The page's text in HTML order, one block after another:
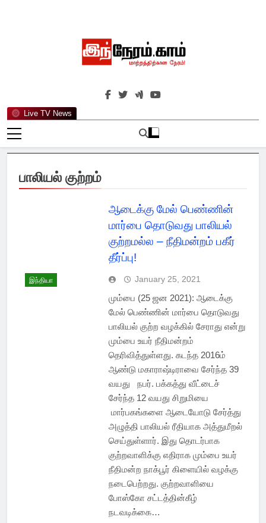
Live TV News
இந்நேரம்.காம்
செய்திகளுக்கு அப்பால்…
பாலியல் குற்றம்
இந்தியா
ஆடைக்கு மேல் பெண்ணின்
மார்பை தொடுவது பாலியல்
குற்றமல்ல – நீதிமன்றம் பகீர்
தீர்ப்பு!
January 25, 2021
மும்பை (25 ஜன 2021): ஆடைக்கு
மேல் பெண்ணின் மார்பை தொடுவது
பாலியல் குற்ற வழக்கில் சேராது என்று
மும்பை உயர் நீதிமன்றம்
தெரிவித்துள்ளது. கடந்த 2016ம்
ஆண்டு மகாராஷ்டிராவை சேர்ந்த 39
வயது நபர். பக்கத்து வீட்டைச்
சேர்ந்த 12 வயது சிறுமியை
மார்பகங்களை ஆடையோடு சேர்த்து
அழுத்தி பாலியல் ரீதியாக அத்துமீறல்
செய்துள்ளார். இது தொடர்பாக
குற்றவாளிக்கு எதிராக மும்பை உயர்
நீதிமன்ற நாக்பூர் கிளையில் வழக்கு
நடைபெற்றது. குற்றவாளியை
போஸ்கோ சட்டத்தின்கீழ்
நடவடிக்கை…